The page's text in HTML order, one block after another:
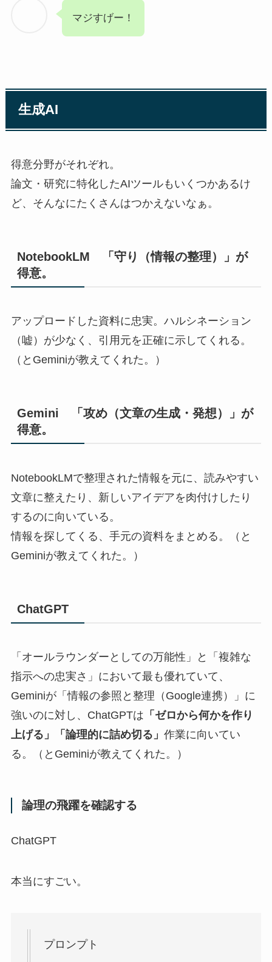
マジすげー！
生成AI
得意分野がそれぞれ。
論文・研究に特化したAIツールもいくつかあるけ
ど、そんなにたくさんはつかえないなぁ。
NotebookLM 「守り（情報の整理）」が
得意。
アップロードした資料に忠実。ハルシネーション
（嘘）が少なく、引用元を正確に示してくれる。
（とGeminiが教えてくれた。）
Gemini 「攻め（文章の生成・発想）」が
得意。
NotebookLMで整理された情報を元に、読みやすい
文章に整えたり、新しいアイデアを肉付けしたり
するのに向いている。
情報を探してくる、手元の資料をまとめる。（と
Geminiが教えてくれた。）
ChatGPT
「オールラウンダーとしての万能性」と「複雑な
指示への忠実さ」において最も優れていて、
Geminiが「情報の参照と整理（Google連携）」に
強いのに対し、ChatGPTは 「ゼロから何かを作り
上げる」「論理的に詰め切る」 作業に向いてい
る。（とGeminiが教えてくれた。）
論理の飛躍を確認する
ChatGPT
本当にすごい。
プロンプト